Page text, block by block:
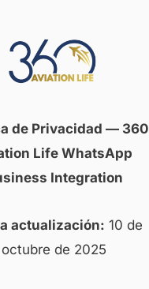
de Privacidad — 360
Life WhatsApp
Integration
actualización: 10 de
octubre de 2025